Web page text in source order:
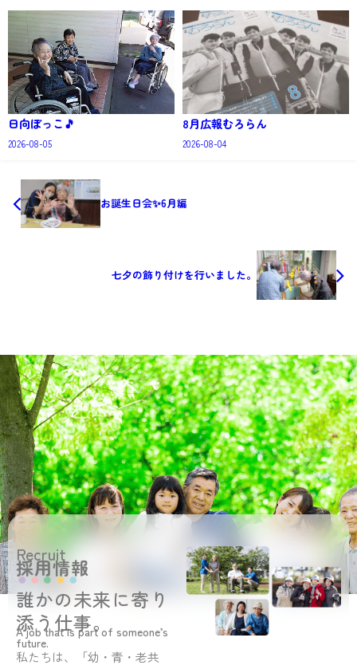
日向ぼっこ🎵
2026-08-05
8月広報むろらん
2026-08-04
お誕生日会✨6月編
七夕の飾り付けを行いました。
Recruit
採用情報
誰かの未来に寄り
添う仕事。
A job that is part of someone’s
future.
私たちは、「幼・青・老共